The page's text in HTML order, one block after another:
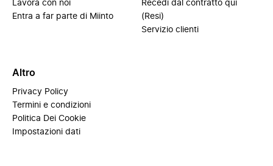
Lavora con noi
Entra a far parte di Miinto
Recedi dal contratto qui
(Resi)
Servizio clienti
Altro
Privacy Policy
Termini e condizioni
Politica Dei Cookie
Impostazioni dati